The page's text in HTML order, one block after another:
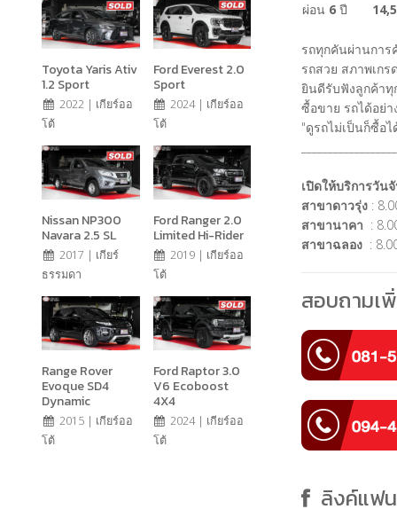
Toyota Yaris Ativ
1.2 Sport
2022 | เกียร์ออ
โต้
Ford Everest 2.0
Sport
2024 | เกียร์ออ
โต้
Nissan NP300
Navara 2.5 SL
2017 | เกียร์
ธรรมดา
Ford Ranger 2.0
Limited Hi-Rider
2019 | เกียร์ออ
โต้
Range Rover
Evoque SD4
Dynamic
2015 | เกียร์ออ
โต้
Ford Raptor 3.0
V6 Ecoboost
4X4
2024 | เกียร์ออ
โต้
ผ่อน 6 ปี
รถทุกคันผ่านกา
รถสวย สภาพเกร
ยินดีรับฟังลูกค้าทุ
ซื้อขาย รถได้อย่
"ดูรถไม่เป็นก็ซื้อ
เปิดให้บริการวัน
สาขาดาวรุ่ง :
สาขานาคา :
สาขาฉลอง :
สอบถามเ
ลิงค์แฟ